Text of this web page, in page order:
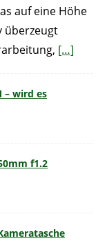
auf eine Höhe
überzeugt
[…]
– wird es
f1.2